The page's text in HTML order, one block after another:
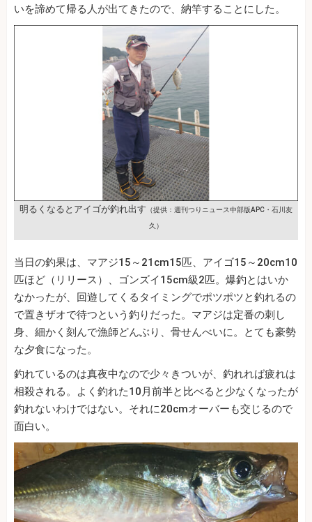
いを諦めて帰る人が出てきたので、納竿することにした。
明るくなるとアイゴが釣れ出す （提供：週刊つりニュース中部版APC・石川友
久）
当日の釣果は、マアジ15～21cm15匹、アイゴ15～20cm10
匹ほど（リリース）、ゴンズイ15cm級2匹。爆釣とはいか
なかったが、回遊してくるタイミングでポツポツと釣れるの
で置きザオで待つという釣りだった。マアジは定番の刺し
身、細かく刻んで漁師どんぶり、骨せんべいに。とても豪勢
な夕食になった。
釣れているのは真夜中なので少々きついが、釣れれば疲れは
相殺される。よく釣れた10月前半と比べると少なくなったが
釣れないわけではない。それに20cmオーバーも交じるので
面白い。